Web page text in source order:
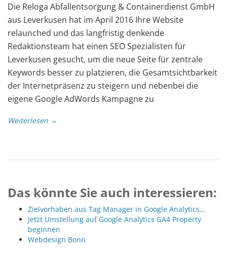
Die Reloga Abfallentsorgung & Containerdienst GmbH
aus Leverkusen hat im April 2016 Ihre Website
relaunched und das langfristig denkende
Redaktionsteam hat einen SEO Spezialisten für
Leverkusen gesucht, um die neue Seite für zentrale
Keywords besser zu platzieren, die Gesamtsichtbarkeit
der Internetpräsenz zu steigern und nebenbei die
eigene Google AdWords Kampagne zu
Weiterlesen →
Das könnte Sie auch interessieren:
Zielvorhaben aus Tag Manager in Google Analytics…
Jetzt Umstellung auf Google Analytics GA4 Property
beginnen
Webdesign Bonn